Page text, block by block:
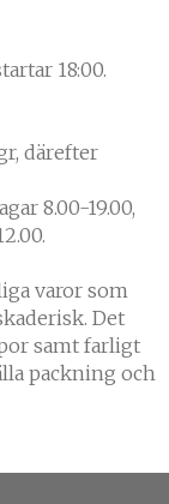
18:00.
därefter
8.00-19.00,
varor som
Det
samt farligt
packning och